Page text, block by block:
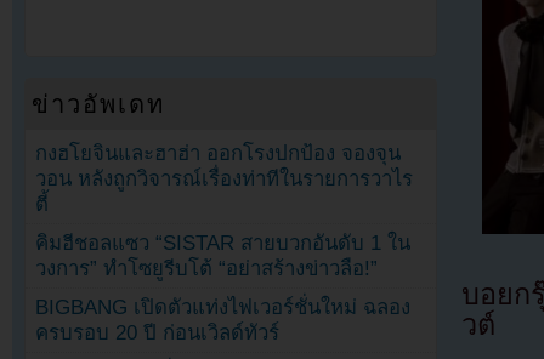
บอยก
วต์
ข่าวอัพเดท
กงฮโยจินและฮาฮ่า ออกโรงปกป้อง จองจุน
วอน หลังถูกวิจารณ์เรื่องท่าทีในรายการวาไร
ตี้
คิมฮีชอลแซว “SISTAR สายบวกอันดับ 1 ใน
วงการ” ทำโซยูรีบโต้ “อย่าสร้างข่าวลือ!”
BIGBANG เปิดตัวแท่งไฟเวอร์ชั่นใหม่ ฉลอง
ครบรอบ 20 ปี ก่อนเวิลด์ทัวร์